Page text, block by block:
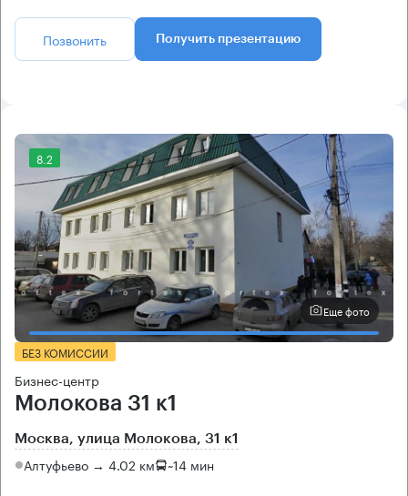
Позвонить Получить презентацию
8.2
Еще фото
БЕЗ КОМИССИИ
Бизнес-центр
Молокова 31 к1
Москва, улица Молокова, 31 к1
Алтуфьево → 4.02 км ~14 мин